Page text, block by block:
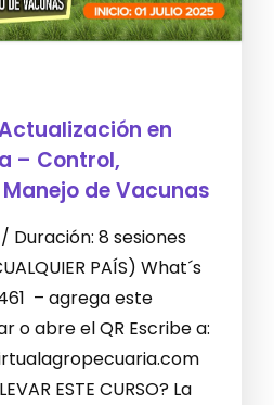
en
– Control,
de Vacunas
/ Duración: 8 sesiones
PAÍS) What´s
– agrega este
o abre el QR Escribe a:
ESTE CURSO? La